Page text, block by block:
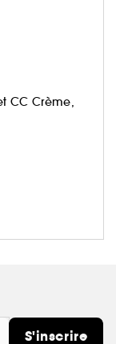
CC Crème,
S'inscrire